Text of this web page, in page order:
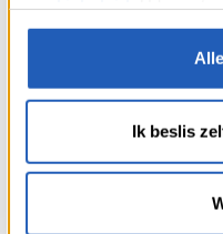
“Cookies” onderaan
Ik beslis
KREDIET